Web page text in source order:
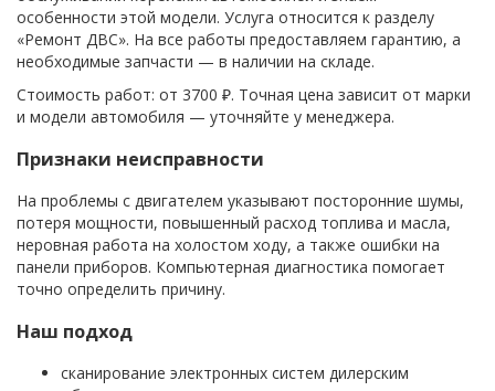
особенности этой модели. Услуга относится к разделу
«Ремонт ДВС». На все работы предоставляем гарантию, а
необходимые запчасти — в наличии на складе.
Стоимость работ: от 3700 ₽. Точная цена зависит от марки
и модели автомобиля — уточняйте у менеджера.
Признаки неисправности
На проблемы с двигателем указывают посторонние шумы,
потеря мощности, повышенный расход топлива и масла,
неровная работа на холостом ходу, а также ошибки на
панели приборов. Компьютерная диагностика помогает
точно определить причину.
Наш подход
сканирование электронных систем дилерским